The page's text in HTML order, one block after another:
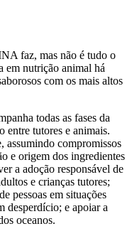
faz, mas não é tudo o
em nutrição animal há
com os mais altos
todas as fases da
entre tutores e animais.
compromissos
e origem dos ingredientes
a adoção responsável de
e crianças tutores;
pessoas em situações
desperdício; e apoiar a
oceanos.